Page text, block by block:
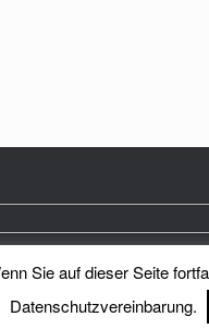
Reichenberg Stadt und
Sie auf dieser Seite
Datenschutzvereinbarung.